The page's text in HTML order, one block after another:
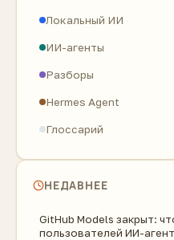
Локальный ИИ
ИИ-агенты
Разборы
Hermes Agent
Глоссарий
НЕДАВНЕЕ
GitHub Models закрыт:
пользователей ИИ-